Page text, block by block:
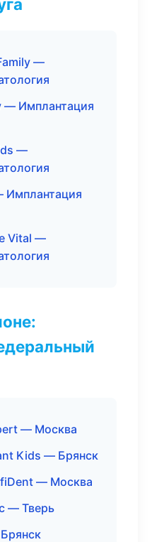
—
— Имплантация
—
Имплантация
Vital —
— Москва
Kids — Брянск
— Москва
— Тверь